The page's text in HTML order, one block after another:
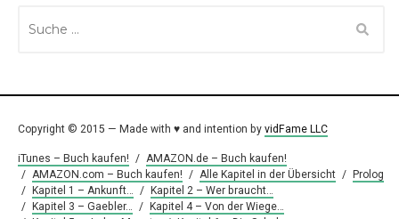
NACH:
Copyright © 2015 — Made with ♥ and intention by vidFame LLC
iTunes – Buch kaufen! / AMAZON.de – Buch kaufen!
/ AMAZON.com – Buch kaufen! / Alle Kapitel in der Übersicht /
Prolog
/
Kapitel 1 – Ankunft… /
Kapitel 2 – Wer braucht…
/
Kapitel 3 – Gaebler… /
Kapitel 4 – Von der Wiege…